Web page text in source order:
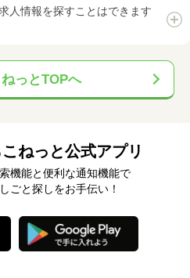
人情報を探すことはできます
っとTOPへ
ねっと公式アプリ
機能と便利な通知機能で
ごと探しをお手伝い！